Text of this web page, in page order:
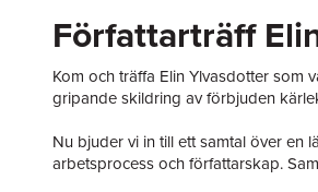
Författarträff
Kom och träffa Elin Ylvasdotter
gripande skildring av förbjuden
Nu bjuder vi in till ett samtal över en
arbetsprocess och författarskap.